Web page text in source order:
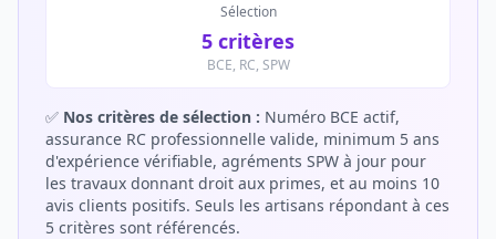
Sélection
5 critères
BCE, RC, SPW
✅ Nos critères de sélection : Numéro BCE actif,
assurance RC professionnelle valide, minimum 5 ans
d'expérience vérifiable, agréments SPW à jour pour
les travaux donnant droit aux primes, et au moins 10
avis clients positifs. Seuls les artisans répondant à ces
5 critères sont référencés.